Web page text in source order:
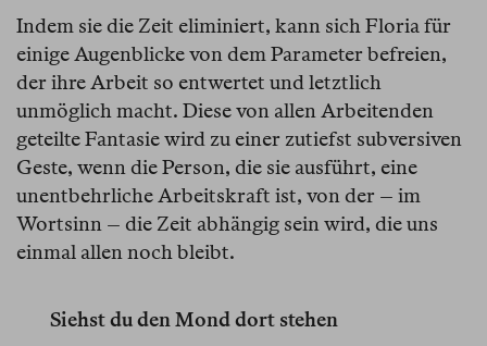
Indem sie die Zeit eliminiert, kann sich Floria für
einige Augenblicke von dem Parameter befreien,
der ihre Arbeit so entwertet und letztlich
unmöglich macht. Diese von allen Arbeitenden
geteilte Fantasie wird zu einer zutiefst subversiven
Geste, wenn die Person, die sie ausführt, eine
unentbehrliche Arbeitskraft ist, von der – im
Wortsinn – die Zeit abhängig sein wird, die uns
einmal allen noch bleibt.
Siehst du den Mond dort stehen